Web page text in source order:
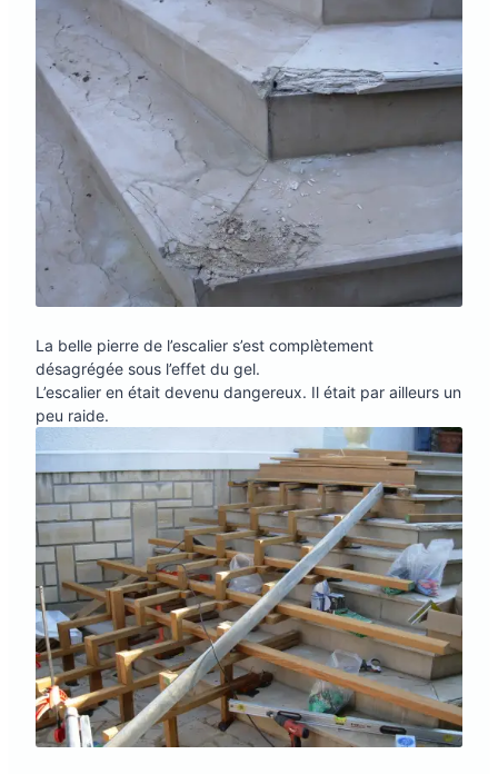
La belle pierre de l’escalier s’est complètement
désagrégée sous l’effet du gel.
L’escalier en était devenu dangereux. Il était par ailleurs un
peu raide.